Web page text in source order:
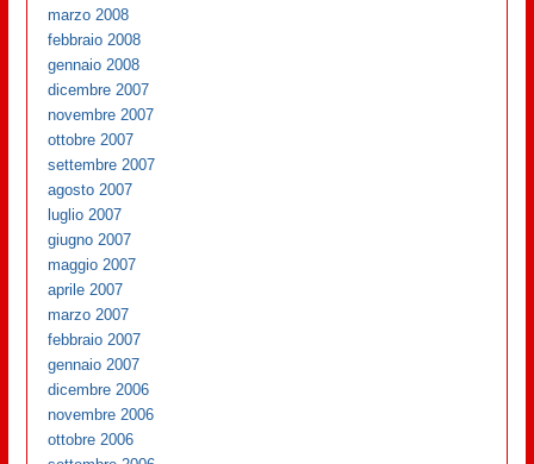
marzo 2008
febbraio 2008
gennaio 2008
dicembre 2007
novembre 2007
ottobre 2007
settembre 2007
agosto 2007
luglio 2007
giugno 2007
maggio 2007
aprile 2007
marzo 2007
febbraio 2007
gennaio 2007
dicembre 2006
novembre 2006
ottobre 2006